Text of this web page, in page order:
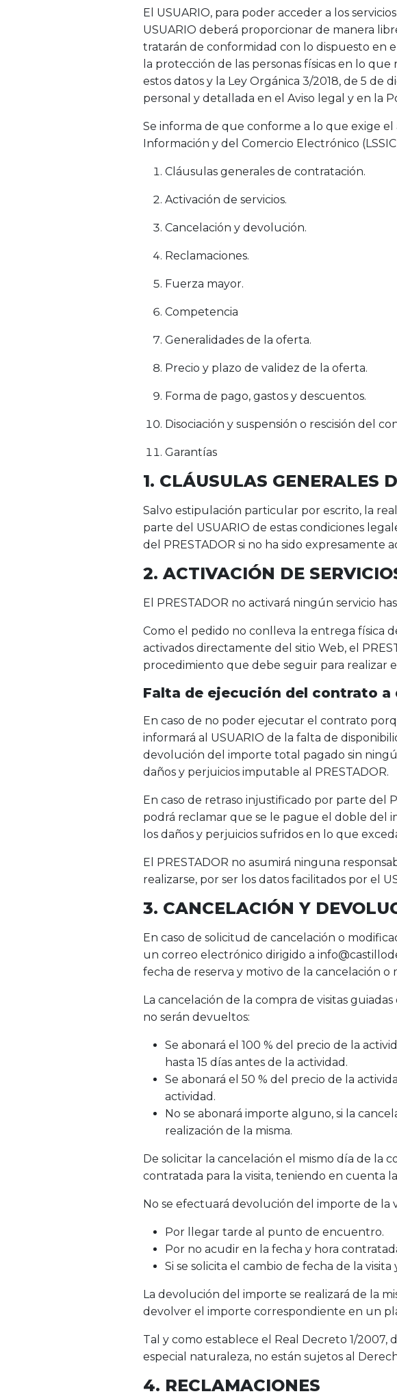
El USUARIO, para poder acceder a los
USUARIO deberá proporcionar de manera
tratarán de conformidad con lo dispuesto en
la protección de las personas físicas en lo
estos datos y la Ley Orgánica 3/2018, de 5 de
personal y detallada en el Aviso legal y en la
Se informa de que conforme a lo que exige
Información y del Comercio Electrónico
Cláusulas generales de contratación.
Activación de servicios.
Cancelación y devolución.
Reclamaciones.
Fuerza mayor.
Competencia
Generalidades de la oferta.
Precio y plazo de validez de la oferta.
Forma de pago, gastos y descuentos.
Disociación y suspensión o rescisión del
Garantías
1. CLÁUSULAS GENERALES
Salvo estipulación particular por escrito, la
parte del USUARIO de estas condiciones
del PRESTADOR si no ha sido expresamente
2. ACTIVACIÓN DE
El PRESTADOR no activará ningún servicio
Como el pedido no conlleva la entrega física
activados directamente del sitio Web, el
procedimiento que debe seguir para realizar
Falta de ejecución del contrato a
En caso de no poder ejecutar el contrato
informará al USUARIO de la falta de
devolución del importe total pagado sin
daños y perjuicios imputable al PRESTADOR.
En caso de retraso injustificado por parte del
podrá reclamar que se le pague el doble del
los daños y perjuicios sufridos en lo que
El PRESTADOR no asumirá ninguna
realizarse, por ser los datos facilitados por el
3. CANCELACIÓN Y
En caso de solicitud de cancelación o
un correo electrónico dirigido a
fecha de reserva y motivo de la cancelación o
La cancelación de la compra de visitas
no serán devueltos:
Se abonará el 100 % del precio de la
hasta 15 días antes de la actividad.
Se abonará el 50 % del precio de la
actividad.
No se abonará importe alguno, si la
realización de la misma.
De solicitar la cancelación el mismo día de la
contratada para la visita, teniendo en cuenta
No se efectuará devolución del importe de la
Por llegar tarde al punto de encuentro.
Por no acudir en la fecha y hora
Si se solicita el cambio de fecha de la
La devolución del importe se realizará de la
devolver el importe correspondiente en un
Tal y como establece el Real Decreto 1/2007,
especial naturaleza, no están sujetos al
4. RECLAMACIONES